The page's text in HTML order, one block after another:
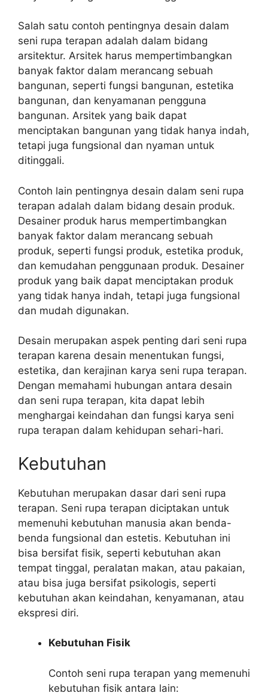
Salah satu contoh pentingnya desain dalam
seni rupa terapan adalah dalam bidang
arsitektur. Arsitek harus mempertimbangkan
banyak faktor dalam merancang sebuah
bangunan, seperti fungsi bangunan, estetika
bangunan, dan kenyamanan pengguna
bangunan. Arsitek yang baik dapat
menciptakan bangunan yang tidak hanya indah,
tetapi juga fungsional dan nyaman untuk
ditinggali.
Contoh lain pentingnya desain dalam seni rupa
terapan adalah dalam bidang desain produk.
Desainer produk harus mempertimbangkan
banyak faktor dalam merancang sebuah
produk, seperti fungsi produk, estetika produk,
dan kemudahan penggunaan produk. Desainer
produk yang baik dapat menciptakan produk
yang tidak hanya indah, tetapi juga fungsional
dan mudah digunakan.
Desain merupakan aspek penting dari seni rupa
terapan karena desain menentukan fungsi,
estetika, dan kerajinan karya seni rupa terapan.
Dengan memahami hubungan antara desain
dan seni rupa terapan, kita dapat lebih
menghargai keindahan dan fungsi karya seni
rupa terapan dalam kehidupan sehari-hari.
Kebutuhan
Kebutuhan merupakan dasar dari seni rupa
terapan. Seni rupa terapan diciptakan untuk
memenuhi kebutuhan manusia akan benda-
benda fungsional dan estetis. Kebutuhan ini
bisa bersifat fisik, seperti kebutuhan akan
tempat tinggal, peralatan makan, atau pakaian,
atau bisa juga bersifat psikologis, seperti
kebutuhan akan keindahan, kenyamanan, atau
ekspresi diri.
Kebutuhan Fisik
Contoh seni rupa terapan yang memenuhi
kebutuhan fisik antara lain: